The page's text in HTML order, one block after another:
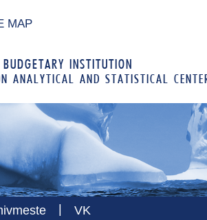
MAP
INSTITUTION
ANALYTICAL AND STATISTICAL
VK